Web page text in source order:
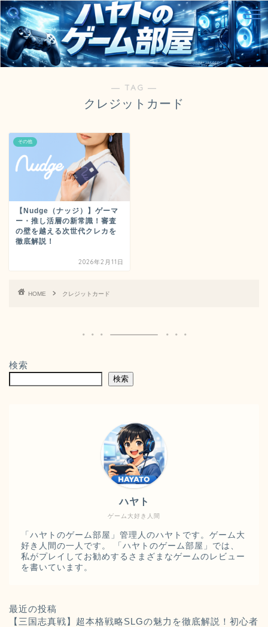
― TAG ―
クレジットカード
その他
【Nudge（ナッジ）】ゲーマ
ー・推し活層の新常識！審査
の壁を越える次世代クレカを
徹底解説！
2026年2月11日
HOME クレジットカード
検索
検索
ゲーム大好き人間
ハヤト
「ハヤトのゲーム部屋」管理人のハヤトです。ゲーム大
好き人間の一人です。 「ハヤトのゲーム部屋」では、
私がプレイしてお勧めするさまざまなゲームのレビュー
を書いています。
最近の投稿
【三国志真戦】超本格戦略SLGの魅力を徹底解説！初心者